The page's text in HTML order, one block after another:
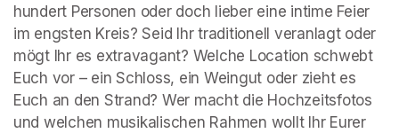
hundert Personen oder doch lieber eine intime Feier
im engsten Kreis? Seid Ihr traditionell veranlagt oder
mögt Ihr es extravagant? Welche Location schwebt
Euch vor – ein Schloss, ein Weingut oder zieht es
Euch an den Strand? Wer macht die Hochzeitsfotos
und welchen musikalischen Rahmen wollt Ihr Eurer